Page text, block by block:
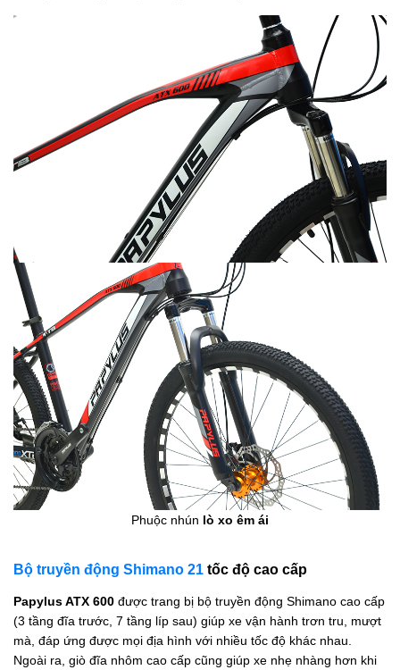
Phuộc nhún lò xo êm ái
Bộ truyền động Shimano 21 tốc độ cao cấp
Papylus ATX 600 được trang bị bộ truyền động Shimano cao cấp
(3 tầng đĩa trước, 7 tầng líp sau) giúp xe vận hành trơn tru, mượt
mà, đáp ứng được mọi địa hình với nhiều tốc độ khác nhau.
Ngoài ra, giò đĩa nhôm cao cấp cũng giúp xe nhẹ nhàng hơn khi